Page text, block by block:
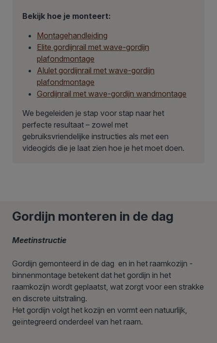
Bekijk hoe je monteert:
Montagehandleiding
Elite gordijnrail met wave-gordijn
plafondmontage
Alulet gordijnrail met wave-gordijn
plafondmontage
Gordijnrail met wave-gordijn wandmontage
We begeleiden je stap voor stap naar het
perfecte resultaat – zowel met
gebruiksvriendelijke instructies als met een
videogids die je laat zien hoe je het moet doen.
Gordijn monteren in de dag
Meetinstructie
Gordijn gemonteerd in de dag en in het raamkozijn -
binnenmontage betekent dat het gordijn in het
raamkozijn wordt geplaatst, wat zorgt voor een strakke
en discrete uitstraling.
Het gordijn volgt het kozijn en vormt een natuurlijk,
geïntegreerd onderdeel van het raam.